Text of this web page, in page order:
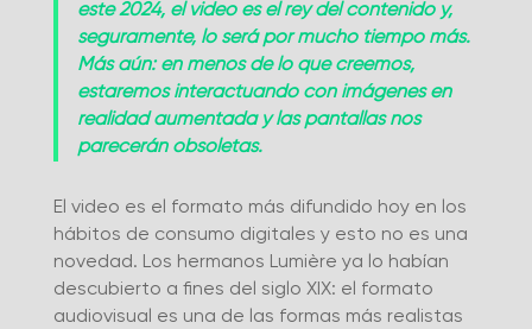
este 2024, el video es el rey del contenido y,
seguramente, lo será por mucho tiempo más.
Más aún: en menos de lo que creemos,
estaremos interactuando con imágenes en
realidad aumentada y las pantallas nos
parecerán obsoletas.
El video es el formato más difundido hoy en los
hábitos de consumo digitales y esto no es una
novedad. Los hermanos Lumière ya lo habían
descubierto a fines del siglo XIX: el formato
audiovisual es una de las formas más realistas